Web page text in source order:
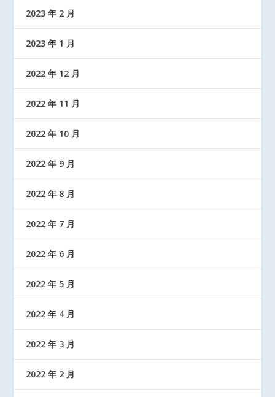
2023 年 2 月
2023 年 1 月
2022 年 12 月
2022 年 11 月
2022 年 10 月
2022 年 9 月
2022 年 8 月
2022 年 7 月
2022 年 6 月
2022 年 5 月
2022 年 4 月
2022 年 3 月
2022 年 2 月